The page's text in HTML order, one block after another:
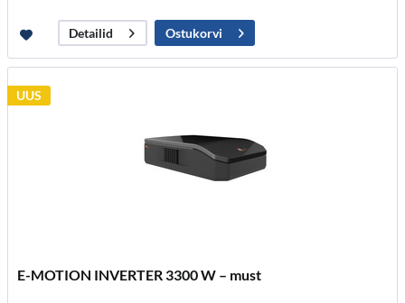
Detailid Ostukorvi
UUS
E-MOTION INVERTER 3300 W – must